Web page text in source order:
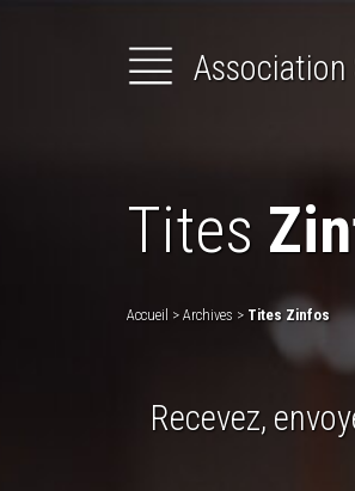
Association
Animationset
Actualités
LesBottes
Tites
Accueil > Archives > Tites Zinfos
Recevez,